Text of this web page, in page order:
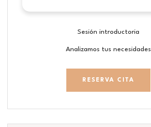
Sesión introductoria
Analizamos tus necesidades
RESERVA CITA